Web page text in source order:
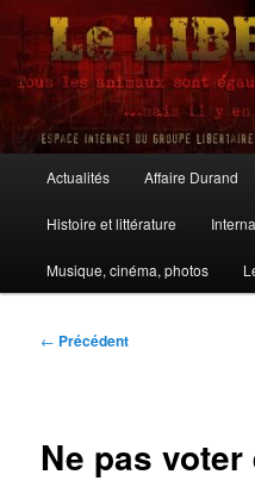
Aller
contenu
principalLe Libertaire
principal
Actualités Affaire Durand
Histoire et littérature
Musique, cinéma, photos
Navigation
← Précédent
Ne pas